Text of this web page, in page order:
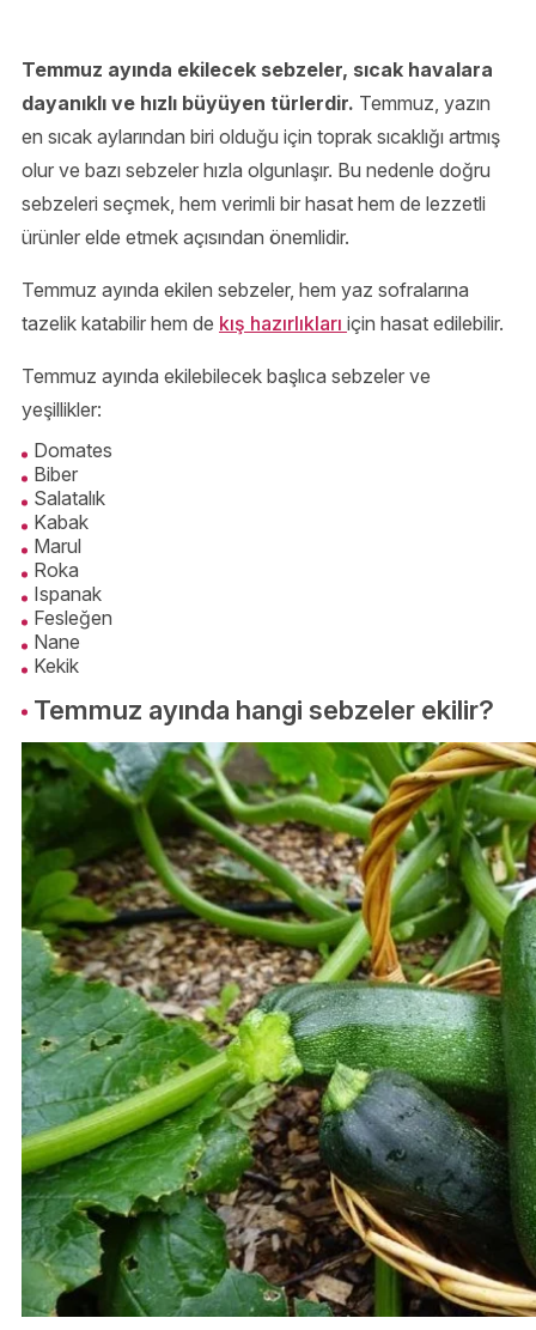
Temmuz ayında ekilecek sebzeler, sıcak havalara
dayanıklı ve hızlı büyüyen türlerdir. Temmuz, yazın
en sıcak aylarından biri olduğu için toprak sıcaklığı artmış
olur ve bazı sebzeler hızla olgunlaşır. Bu nedenle doğru
sebzeleri seçmek, hem verimli bir hasat hem de lezzetli
ürünler elde etmek açısından önemlidir.
Temmuz ayında ekilen sebzeler, hem yaz sofralarına
tazelik katabilir hem de kış hazırlıkları için hasat edilebilir.
Temmuz ayında ekilebilecek başlıca sebzeler ve
yeşillikler:
Domates
Biber
Salatalık
Kabak
Marul
Roka
Ispanak
Fesleğen
Nane
Kekik
Temmuz ayında hangi sebzeler ekilir?